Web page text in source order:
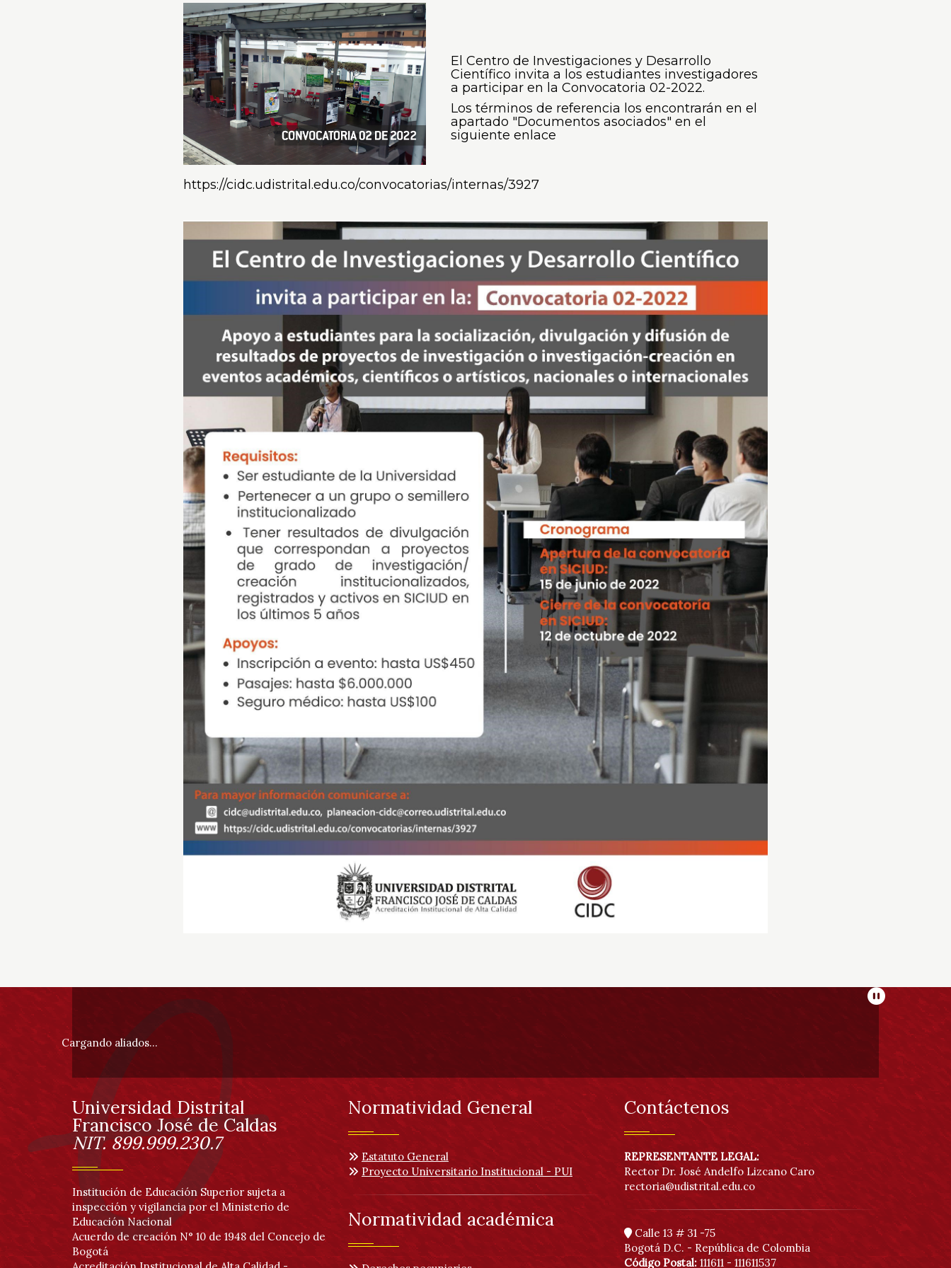
El Centro de Investigaciones y Desarrollo
Científico invita a los estudiantes investigadores
a participar en la Convocatoria 02-2022.
Los términos de referencia los encontrarán en el
apartado "Documentos asociados" en el
siguiente enlace
https://cidc.udistrital.edu.co/convocatorias/internas/3927
Información
pie
de
página
Cargando aliados...
Información
Universidad Distrital
Francisco José de Caldas
NIT. 899.999.230.7
Institución de Educación Superior sujeta a
inspección y vigilancia por el Ministerio de
Educación Nacional
Acuerdo de creación N° 10 de 1948 del Concejo de
Bogotá
Normatividad General
Estatuto General
Proyecto Universitario Institucional - PUI
Normatividad académica
Contáctenos
REPRESENTANTE LEGAL:
Rector Dr. José Andelfo Lizcano Caro
rectoria@udistrital.edu.co
Calle 13 # 31 -75
Bogotá D.C. - República de Colombia
Código Postal: 111611 - 111611537